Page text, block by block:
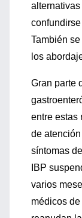
También
los
Gran parte
entre estas
de
síntomas
IBP
varios
médicos